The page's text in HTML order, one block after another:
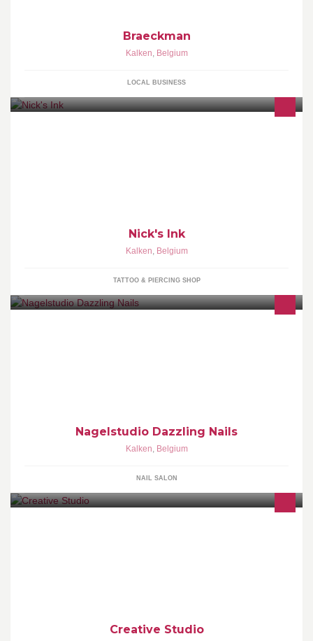
Braeckman
Kalken, Belgium
LOCAL BUSINESS
Nick's Ink
Kalken, Belgium
TATTOO & PIERCING SHOP
Nagelstudio Dazzling Nails
Kalken, Belgium
NAIL SALON
Creative Studio